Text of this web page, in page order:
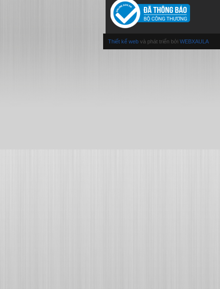
Thiết kế web và phát triển bởi WEBXAULA